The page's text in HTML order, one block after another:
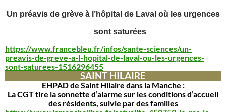
Un préavis de grève à l’hôpital de Laval où les urgences
sont saturées
https://www.francebleu.fr/infos/sante-sciences/un-
preavis-de-greve-a-l-hopital-de-laval-ou-les-urgences-
sont-saturees-1516296455
SAINT HILAIRE
EHPAD de Saint Hilaire dans la Manche :
La CGT tire la sonnette d’alarme sur les conditions d’accueil
des résidents, suivie par des familles